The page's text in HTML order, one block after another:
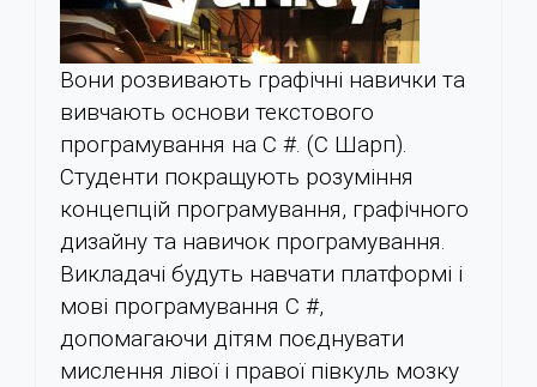
Вони розвивають графічні навички та
вивчають основи текстового
програмування на C #. (C Шарп).
Студенти покращують розуміння
концепцій програмування, графічного
дизайну та навичок програмування.
Викладачі будуть навчати платформі і
мові програмування C #,
допомагаючи дітям поєднувати
мислення лівої і правої півкуль мозку